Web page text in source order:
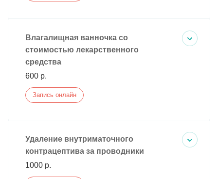
Влагалищная ванночка со
стоимостью лекарственного
средства
600 р.
Запись онлайн
Удаление внутриматочного
контрацептива за проводники
1000 р.